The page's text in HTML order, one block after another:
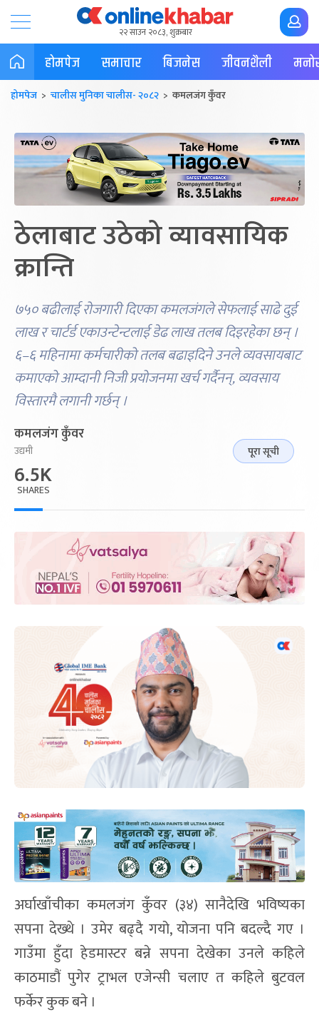
२२ साउन २०८३, शुक्रबार
होमपेज समाचार बिजनेस जीवनशैली
होमपेज > चालीस मुनिका चालीस- २०८२ > कमलजंग कुँवर
ठेलाबाट उठेको व्यावसायिक
क्रान्ति
७५० बढीलाई रोजगारी दिएका कमलजंगले सेफलाई साढे दुई
लाख र चार्टर्ड एकाउन्टेन्टलाई डेढ लाख तलब दिइरहेका छन् ।
६–६ महिनामा कर्मचारीको तलब बढाइदिने उनले व्यवसायबाट
कमाएको आम्दानी निजी प्रयोजनमा खर्च गर्दैनन्, व्यवसाय
विस्तारमै लगानी गर्छन् ।
कमलजंग कुँवर
उद्यमी पूरा सूची
6.5K
SHARES
अर्घाखाँचीका कमलजंग कुँवर (३४) सानैदेखि भविष्यका
सपना देख्थे । उमेर बढ्दै गयो, योजना पनि बदल्दै गए ।
गाउँमा हुँदा हेडमास्टर बन्ने सपना देखेका उनले कहिले
काठमाडौं पुगेर ट्राभल एजेन्सी चलाए त कहिले बुटवल
फर्केर कुक बने ।